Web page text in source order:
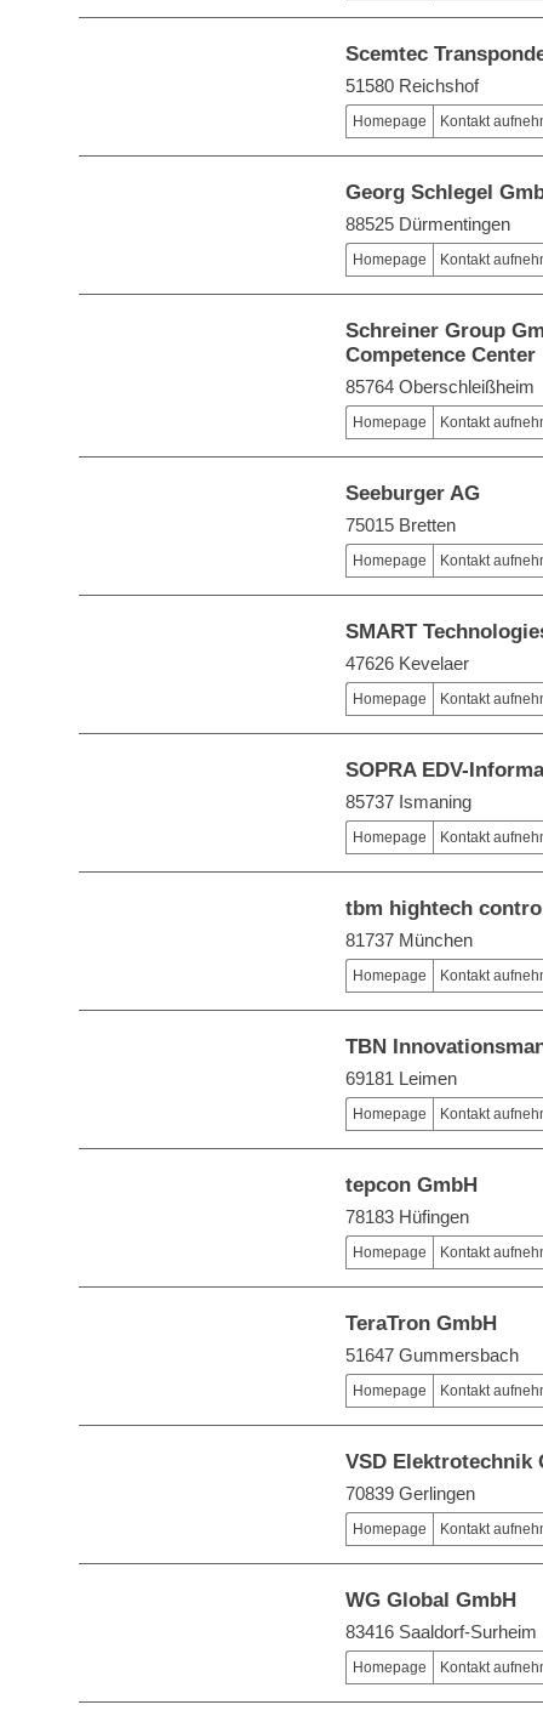
Scemtec
51580 Reichshof
Homepage Kontakt
Georg Schlegel
88525 Dürmentingen
Homepage Kontakt
Schreiner Group
Competence Center
85764 Oberschleißheim
Homepage Kontakt
Seeburger AG
75015 Bretten
Homepage Kontakt
SMART
47626 Kevelaer
Homepage Kontakt
SOPRA EDV-
85737 Ismaning
Homepage Kontakt
tbm hightech
81737 München
Homepage Kontakt
TBN
69181 Leimen
Homepage Kontakt
tepcon GmbH
78183 Hüfingen
Homepage Kontakt
TeraTron GmbH
51647 Gummersbach
Homepage Kontakt
VSD Elektrotechnik
70839 Gerlingen
Homepage Kontakt
WG Global GmbH
83416 Saaldorf-Surheim
Homepage Kontakt